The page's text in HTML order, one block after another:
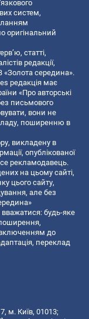
систем,
оригінальний
статті,
редакції,
«Золота середина».
редакція має
«Про авторські
письмового
вони не
поширенню в
викладену в
опублікованої
рекламодавець.
на цьому сайті,
цього сайту,
але без
будь-яке
до
переклад
м. Київ, 01013;